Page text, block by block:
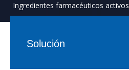
Ingredientes farmacéuticos activos
Solución